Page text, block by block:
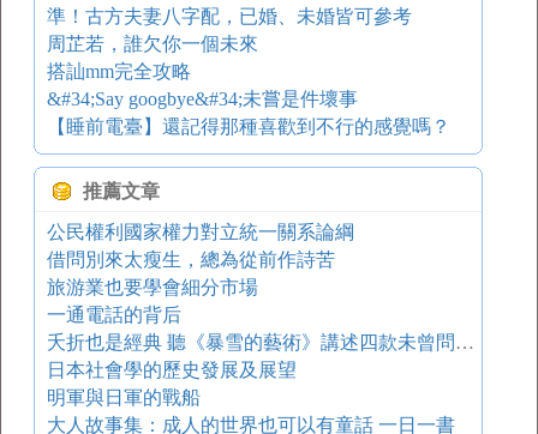
準！古方夫妻八字配，已婚、未婚皆可參考
周芷若，誰欠你一個未來
搭訕mm完全攻略
&#34;Say googbye&#34;未嘗是件壞事
【睡前電臺】還記得那種喜歡到不行的感覺嗎？
推薦文章
公民權利國家權力對立統一關系論綱
借問別來太瘦生，總為從前作詩苦
旅游業也要學會細分市場
一通電話的背后
夭折也是經典 聽《暴雪的藝術》講述四款未曾問世作
日本社會學的歷史發展及展望
明軍與日軍的戰船
大人故事集：成人的世界也可以有童話 一日一書